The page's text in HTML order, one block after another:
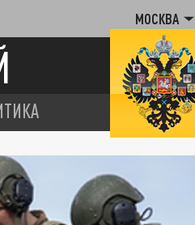
МОСКВА